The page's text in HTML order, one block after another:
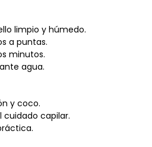
limpio y húmedo.
a puntas.
minutos.
agua.
y coco.
cuidado capilar.